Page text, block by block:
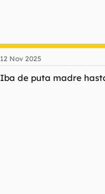
12 Nov 2025
Iba de puta madre